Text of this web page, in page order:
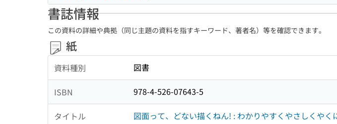
書誌情報
この資料の詳細や典拠（同じ主題の資料を指すキーワード、著者名）等を確認できます。
紙
資料種別 図書
ISBN 978-4-526-07643-5
タイトル 図面って、どない描くねん! : わかりやすくやさしくやく